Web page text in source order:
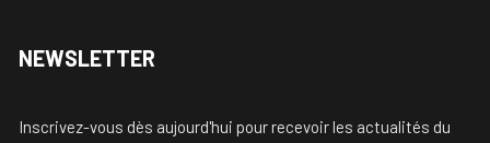
NEWSLETTER
Inscrivez-vous dès aujourd'hui pour recevoir les actualités du